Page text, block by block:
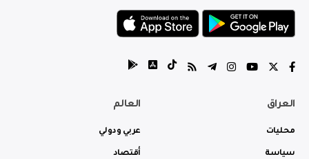
العراق
محليات
سياسة
العالم
عربي ودولي
أقتصاد